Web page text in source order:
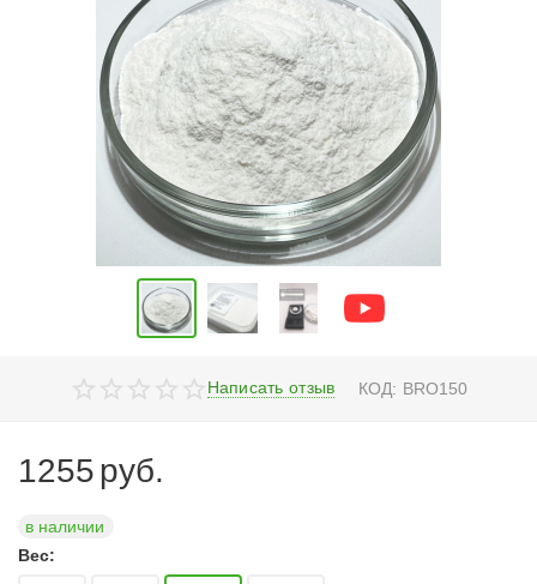
Написать отзыв КОД: BRO150
1255руб.
в наличии
Вес: